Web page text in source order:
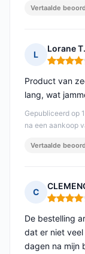
Vertaalde
L
Lorane T.
Gepubliceerd op
na een aankoop
Product van
lang, wat
Vertaalde
C
De bestelling
dat er niet
dagen na mijn